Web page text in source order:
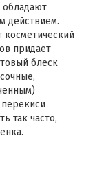
обладают
действием.
придает
блеск
так часто,